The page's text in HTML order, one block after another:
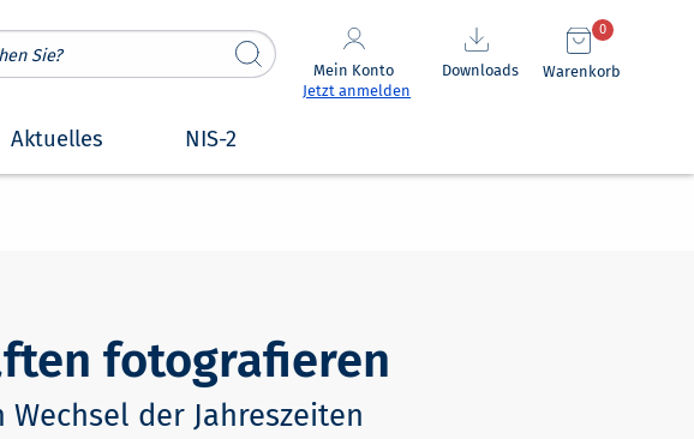
Mein Konto
Jetzt anmelden
Downloads Warenkorb
0
Aktuelles NIS-2
fotografieren
der Jahreszeiten